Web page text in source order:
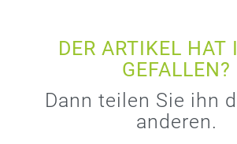
DER ARTIKEL HAT
GEFALLEN?
Dann teilen Sie ihn
anderen.